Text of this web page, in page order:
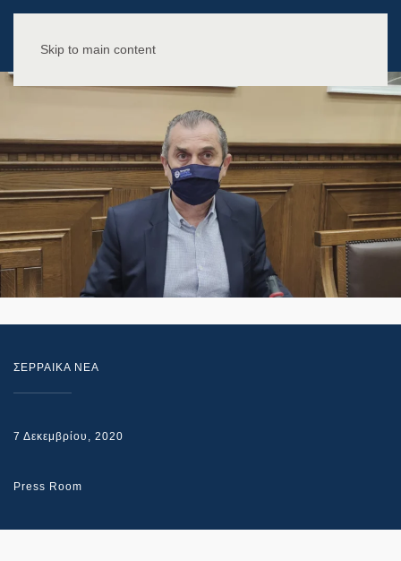
Skip to main content
ΣΕΡΡΑΙΚΑ ΝΕΑ
7 Δεκεμβρίου, 2020
Press Room